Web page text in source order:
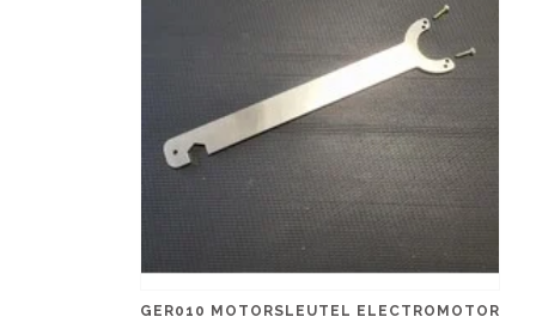
GER010 MOTORSLEUTEL ELECTROMOTOR